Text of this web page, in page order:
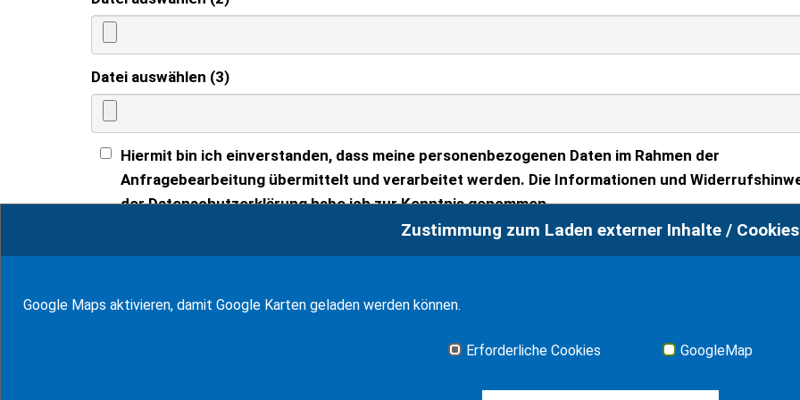
Datei auswählen (3)
Hiermit bin ich einverstanden, dass meine personenbezogenen Daten im Rahmen der
Anfragebearbeitung übermittelt und verarbeitet werden. Die Informationen und
der Datenschutzerklärung habe ich zur Kenntnis genommen.
Zustimmung zum Laden externer Inhalte / Cookies
Google Maps aktivieren, damit Google Karten geladen werden können.
Erforderliche Cookies GoogleMap